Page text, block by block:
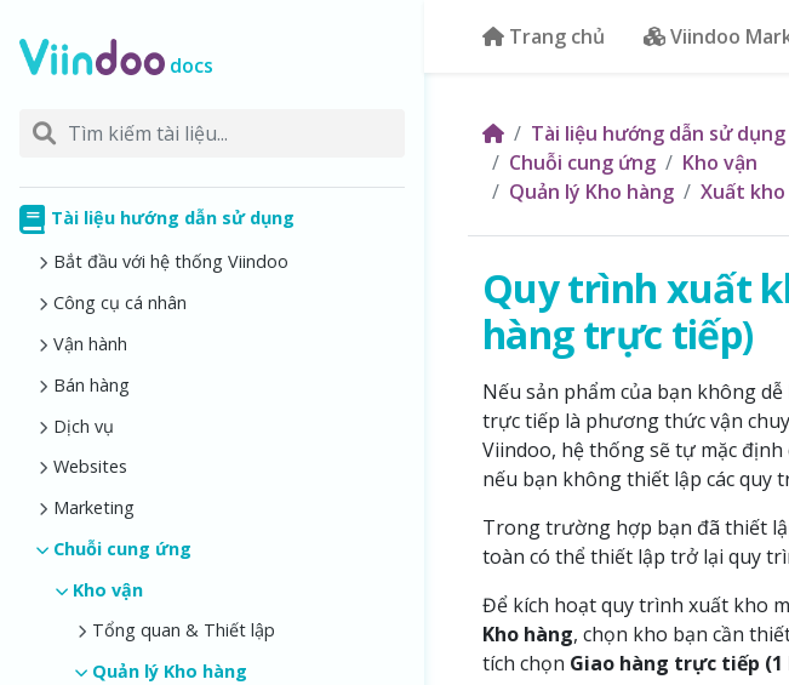
docs
Tài liệu hướng dẫn sử dụng
Bắt đầu với hệ thống Viindoo
Công cụ cá nhân
Vận hành
Bán hàng
Dịch vụ
Websites
Marketing
Chuỗi cung ứng
Kho vận
Tổng quan & Thiết lập
Quản lý Kho hàng
Trang chủ Viindoo
Tài liệu hướng dẫn sử dụng
Chuỗi cung ứng
Kho vận
Quản lý Kho hàng
Xuất kho
Quy trình xuất
hàng trực tiếp)
Nếu sản phẩm của bạn không
trực tiếp là phương thức vận
Viindoo, hệ thống sẽ tự mặc
nếu bạn không thiết lập các quy
Trong trường hợp bạn đã thiết
toàn có thể thiết lập trở lại quy
Để kích hoạt quy trình xuất kho
Kho hàng, chọn kho bạn cần
tích chọn Giao hàng trực tiếp (1